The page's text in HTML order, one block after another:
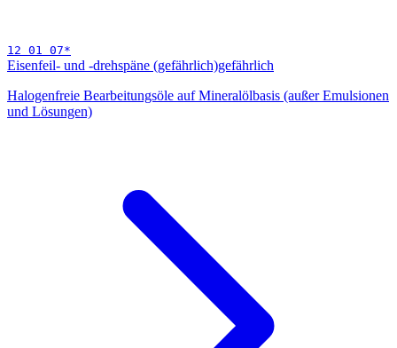
12 01 07*
Eisenfeil- und -drehspäne (gefährlich)gefährlich
Halogenfreie Bearbeitungsöle auf Mineralölbasis (außer Emulsionen
und Lösungen)